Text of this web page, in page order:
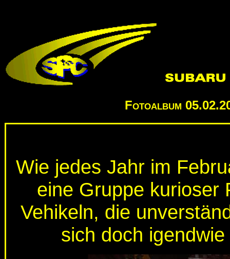
Fotoalbum
Wie jedes Jahr im
eine Gruppe kurioser
Vehikeln, die
sich doch